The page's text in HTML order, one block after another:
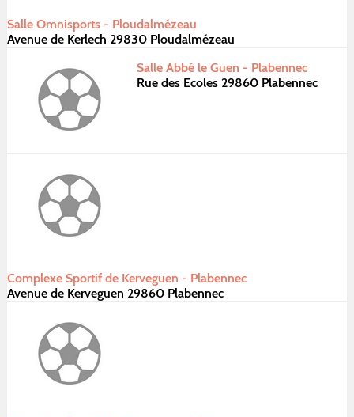
Salle Omnisports - Ploudalmézeau
Avenue de Kerlech 29830 Ploudalmézeau
Salle Abbé le Guen - Plabennec
Rue des Ecoles 29860 Plabennec
Complexe Sportif de Kerveguen - Plabennec
Avenue de Kerveguen 29860 Plabennec